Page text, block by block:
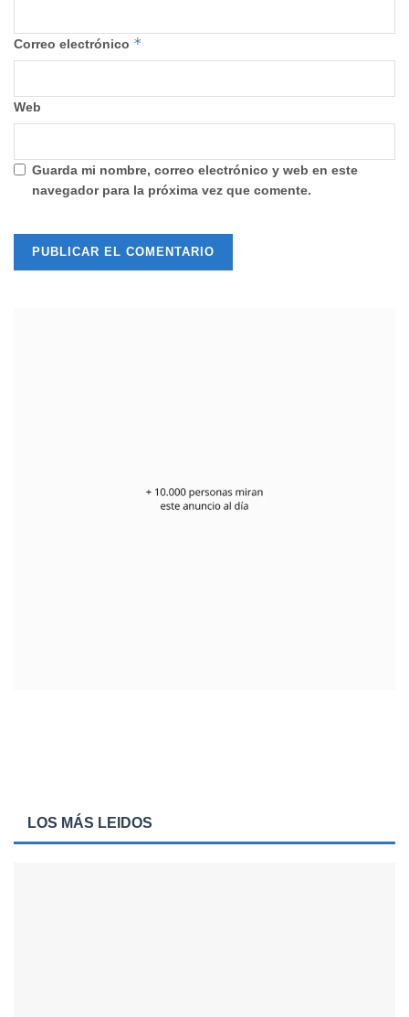
Correo electrónico *
Web
Guarda mi nombre, correo electrónico y web en este
navegador para la próxima vez que comente.
LOS MÁS LEIDOS